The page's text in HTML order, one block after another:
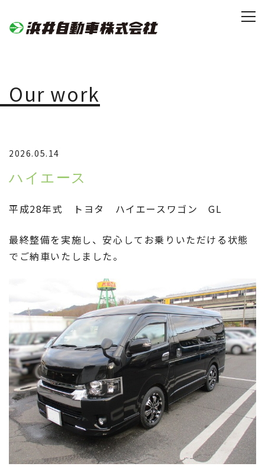
Our work
2026.05.14
ハイエース
平成28年式 トヨタ ハイエースワゴン GL
最終整備を実施し、安心してお乗りいただける状態
でご納車いたしました。